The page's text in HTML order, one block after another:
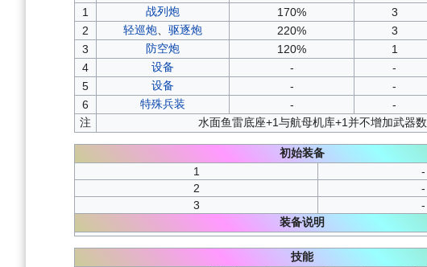
1
战列炮 170% 3
2
轻巡炮 驱逐炮 220% 3
3
防空炮 120% 1
4
设备 - -
5
设备 - -
6
特殊兵装 - -
注
水面鱼雷底座+1与航母机库+1并不增加武器数
初始装备
1
-
2
-
3
-
装备说明
技能